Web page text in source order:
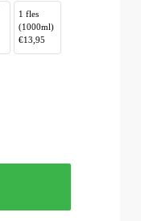
1 fles
(1000ml)
€13,95